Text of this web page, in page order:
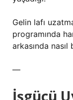
Gelin lafı
programında
arkasında
—
İşgücü